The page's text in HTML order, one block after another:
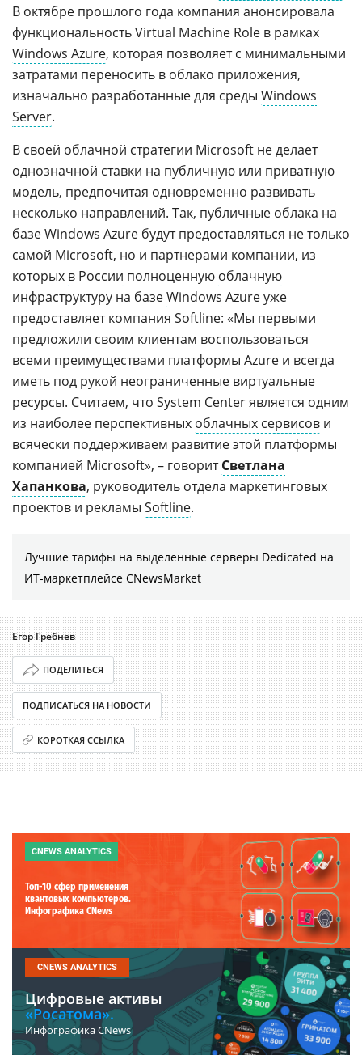
В октябре прошлого года компания анонсировала
функциональность Virtual Machine Role в рамках
Windows Azure, которая позволяет с минимальными
затратами переносить в облако приложения,
изначально разработанные для среды Windows
Server.
В своей облачной стратегии Microsoft не делает
однозначной ставки на публичную или приватную
модель, предпочитая одновременно развивать
несколько направлений. Так, публичные облака на
базе Windows Azure будут предоставляться не только
самой Microsoft, но и партнерами компании, из
которых в России полноценную облачную
инфраструктуру на базеWindows Azure уже
предоставляет компания Softline: «Мы первыми
предложили своим клиентам воспользоваться
всеми преимуществами платформы Azure и всегда
иметь под рукой неограниченные виртуальные
ресурсы. Считаем, что System Center является одним
из наиболее перспективных облачных сервисов и
всячески поддерживаем развитие этой платформы
компанией Microsoft», – говоритСветлана
Хапанкова, руководитель отдела маркетинговых
проектов и рекламы Softline.
Лучшие тарифы на выделенные серверы Dedicated на
ИТ-маркетплейсе CNewsMarket
Егор Гребнев
ПОДЕЛИТЬСЯ
ПОДПИСАТЬСЯ НА НОВОСТИ
КОРОТКАЯ ССЫЛКА
CNEWS ANALYTICS
Топ-10 сфер применения
квантовых компьютеров.
Инфографика CNews
CNEWS ANALYTICS
Цифровые активы
«Росатома».
Инфографика CNews